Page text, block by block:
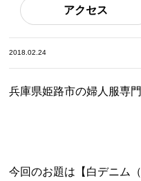
アクセス
2018.02.24
兵庫県姫路市の婦人服専
今回のお題は【白デニム